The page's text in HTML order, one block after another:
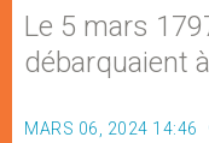
Le 5 mars
débarquaient
MARS 06, 2024 14:46